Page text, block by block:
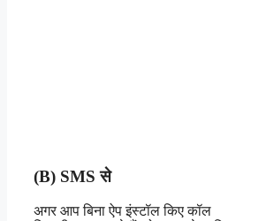
(B) SMS से
अगर आप बिना ऐप इंस्टॉल किए कॉल